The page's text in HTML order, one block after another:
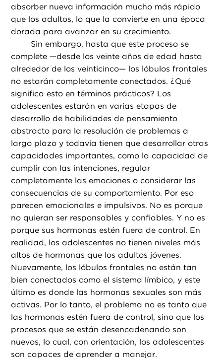
absorber nueva información mucho más rápido
que los adultos, lo que la convierte en una época
dorada para avanzar en su crecimiento.
Sin embargo, hasta que este proceso se
complete —desde los veinte años de edad hasta
alrededor de los veinticinco— los lóbulos frontales
no estarán completamente conectados. ¿Qué
significa esto en términos prácticos? Los
adolescentes estarán en varias etapas de
desarrollo de habilidades de pensamiento
abstracto para la resolución de problemas a
largo plazo y todavía tienen que desarrollar otras
capacidades importantes, como la capacidad de
cumplir con las intenciones, regular
completamente las emociones o considerar las
consecuencias de su comportamiento. Por eso
parecen emocionales e impulsivos. No es porque
no quieran ser responsables y confiables. Y no es
porque sus hormonas estén fuera de control. En
realidad, los adolescentes no tienen niveles más
altos de hormonas que los adultos jóvenes.
Nuevamente, los lóbulos frontales no están tan
bien conectados como el sistema límbico, y este
último es donde las hormonas sexuales son más
activas. Por lo tanto, el problema no es tanto que
las hormonas estén fuera de control, sino que los
procesos que se están desencadenando son
nuevos, lo cual, con orientación, los adolescentes
son capaces de aprender a manejar.